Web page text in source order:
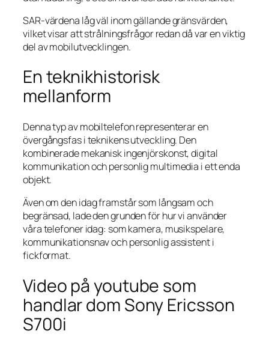
SAR-värdena låg väl inom gällande gränsvärden,
vilket visar att strålningsfrågor redan då var en viktig
del av mobilutvecklingen.
En teknikhistorisk
mellanform
Denna typ av mobiltelefon representerar en
övergångsfas i teknikens utveckling. Den
kombinerade mekanisk ingenjörskonst, digital
kommunikation och personlig multimedia i ett enda
objekt.
Även om den idag framstår som långsam och
begränsad, lade den grunden för hur vi använder
våra telefoner idag: som kamera, musikspelare,
kommunikationsnav och personlig assistent i
fickformat.
Video på youtube som
handlar dom Sony Ericsson
S700i